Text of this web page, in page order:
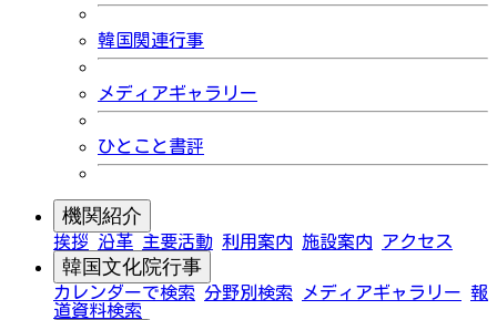
韓国関連行事
メディアギャラリー
ひとこと書評
機関紹介
挨拶 沿革 主要活動 利用案内 施設案内 アクセス
韓国文化院行事
カレンダーで検索 分野別検索 メディアギャラリー 報
道資料検索